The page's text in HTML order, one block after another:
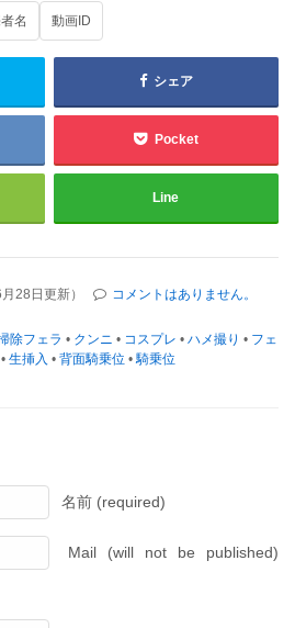
名 動画ID
シェア
Pocket
Line
28日更新）
コメントはありません。
除フェラ • クンニ • コスプレ • ハメ撮り • フェ
• 生挿入 • 背面騎乗位 •騎乗位
名前 (required)
Mail (will not be published)